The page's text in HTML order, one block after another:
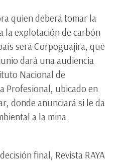
quien deberá tomar la
la explotación de carbón
será Corpoguajira, que
dará una audiencia
Nacional de
Profesional, ubicado en
donde anunciará si le da
a la mina
final, Revista RAYA